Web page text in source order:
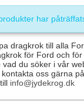
har
dragkrok till alla
för Ford och
vad du söker i vår
oss gärna
info@jydekrog.dk